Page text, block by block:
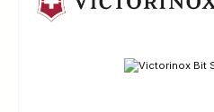
Bildergalerie überspringen